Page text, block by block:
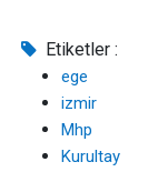
Etiketler :
ege
izmir
Mhp
Kurultay